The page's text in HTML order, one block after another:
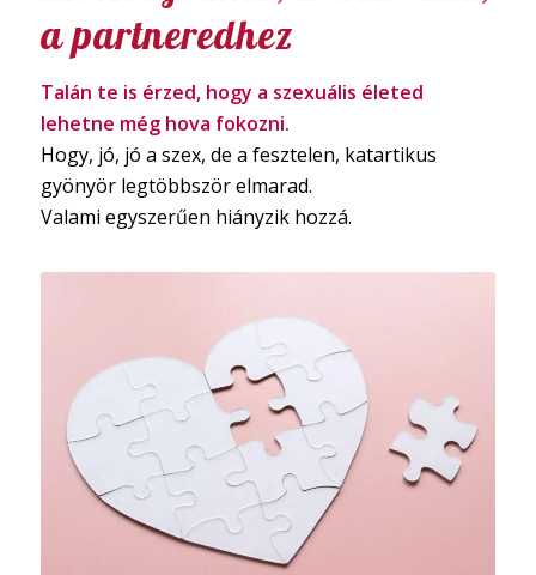
a partneredhez
Talán te is érzed, hogy a szexuális életed
lehetne még hova fokozni.
Hogy, jó, jó a szex, de a fesztelen, katartikus
gyönyör legtöbbször elmarad.
Valami egyszerűen hiányzik hozzá.